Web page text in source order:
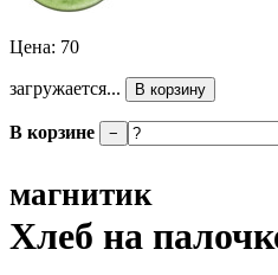
Цена: 70
загружается... В корзину
В корзине −
магнитик
Хлеб на